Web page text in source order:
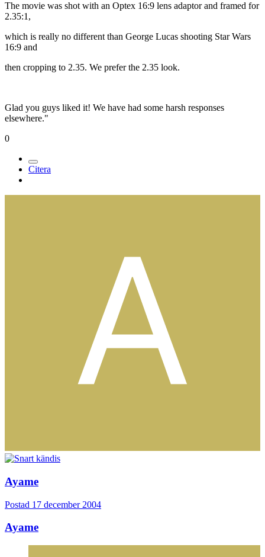
The movie was shot with an Optex 16:9 lens adaptor and framed for
2.35:1,
which is really no different than George Lucas shooting Star Wars
16:9 and
then cropping to 2.35. We prefer the 2.35 look.
Glad you guys liked it! We have had some harsh responses
elsewhere."
0
Citera
Ayame
Postad 17 december 2004
Ayame